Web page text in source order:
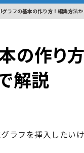
ラフの基本の作り方！編集方法
の作り
解説
ラフを挿入したい